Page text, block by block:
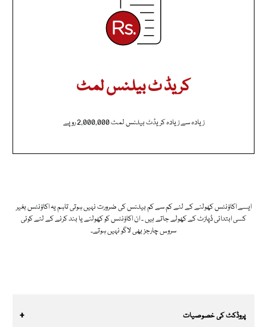
کریڈ ٹ بیلنس لمٹ
زیادہ سے زیادہ کریڈٹ بیلنس لمٹ 2,000,000 روپے
ایسے اکاؤنٹس کھولنے کے لئے کم سے کم بیلنس کی ضرورت نہیں ہوتی تاہم یہ اکاؤنٹس بغیر
کسی ابتدائی ڈپازٹ کے کھولے جاتے ہیں ۔ ان اکاؤنٹس کو کھولنے یا بند کرنے کے لئے کوئی
سروس چارجز بھی لاگو نہیں ہوتے۔
پروڈکٹ کی خصوصیات